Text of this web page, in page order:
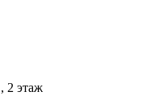
2 этаж